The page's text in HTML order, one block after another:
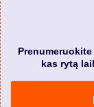
kas rytą